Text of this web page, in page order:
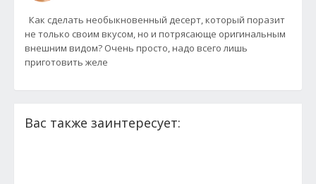
Как сделать необыкновенный десерт, который поразит
не только своим вкусом, но и потрясающе оригинальным
внешним видом? Очень просто, надо всего лишь
приготовить желе
Вас также заинтересует: